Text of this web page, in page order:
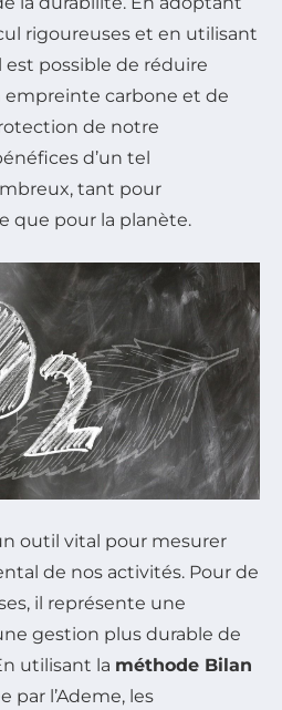
rigoureuses et en utilisant
est possible de réduire
carbone et de
de notre
d’un tel
tant pour
que pour la planète.
outil vital pour mesurer
de nos activités. Pour de
il représente une
gestion plus durable de
utilisant la méthode Bilan
par l’Ademe, les